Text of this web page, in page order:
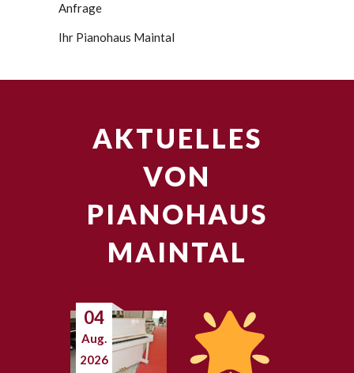
Anfrage
Ihr Pianohaus Maintal
AKTUELLES
VON
PIANOHAUS
MAINTAL
04
Aug.
2026